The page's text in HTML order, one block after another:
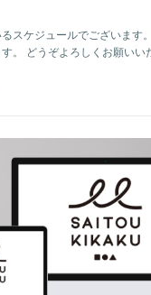
スケジュールでございます
。 どうぞよろしくお願いい